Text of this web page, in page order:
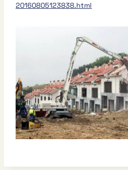
20160805123838.html